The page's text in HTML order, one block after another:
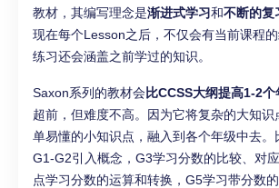
教材，其编写理念是渐进式学习和不断的复
现在每个Lesson之后，不仅会有当前课程
练习还会涵盖之前学过的知识。
Saxon系列的教材会比CCSS大纲提高1-2个
超前，但难度不高。因为它将复杂的大知识
单易懂的小知识点，融入到各个年级中去。
G1-G2引入概念，G3学习分数的比较、对
点学习分数的运算和转换，G5学习带分数